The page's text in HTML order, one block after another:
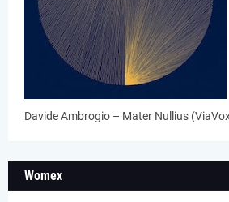
Davide Ambrogio – Mater Nullius
Womex